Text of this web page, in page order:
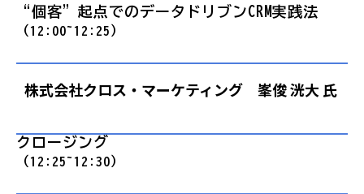
“個客”起点でのデータドリブンCRM実践法
（12:00~12:25）
株式会社クロス・マーケティング 峯俊 洸大 氏
クロージング
（12:25~12:30）